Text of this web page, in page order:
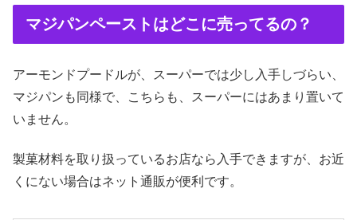
マジパンペーストはどこに売ってるの？
アーモンドプードルが、スーパーでは少し入手しづらい、
マジパンも同様で、こちらも、スーパーにはあまり置いて
いません。
製菓材料を取り扱っているお店なら入手できますが、お近
くにない場合はネット通販が便利です。